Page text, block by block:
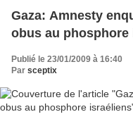
Gaza: Amnesty
obus au phosphore
Publié le 23/01/2009 à 16:40
Par sceptix